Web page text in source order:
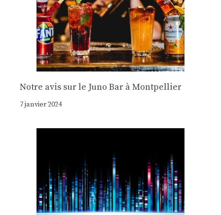
Notre avis sur le Juno Bar à Montpellier
7 janvier 2024